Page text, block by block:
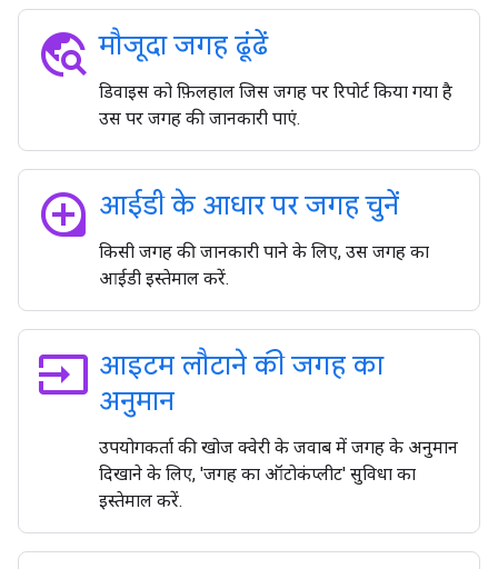
travel_explore मौजूदा जगह ढूंढें
डिवाइस को फ़िलहाल जिस जगह पर रिपोर्ट किया गया है
उस पर जगह की जानकारी पाएं.
loupe आईडी के आधार पर जगह चुनें
किसी जगह की जानकारी पाने के लिए, उस जगह का
आईडी इस्तेमाल करें.
input आइटम लौटाने की जगह का
अनुमान
उपयोगकर्ता की खोज क्वेरी के जवाब में जगह के अनुमान
दिखाने के लिए, 'जगह का ऑटोकंप्लीट' सुविधा का
इस्तेमाल करें.